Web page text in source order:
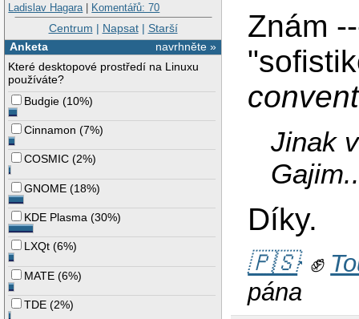
Ladislav Hagara | Komentářů: 70
Centrum | Napsat| Starší
navrhněte »
Anketa
Které desktopové prostředí na Linuxu
používáte?
Budgie (10%)
Cinnamon (7%)
COSMIC (2%)
GNOME (18%)
KDE Plasma (30%)
LXQt (6%)
MATE (6%)
TDE (2%)
Znám
Jinak
Díky.
🇵🇸 ✊
pána